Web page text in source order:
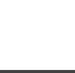
odhalila své